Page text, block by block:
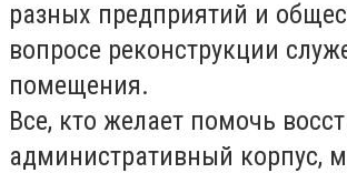
разных предприятий и
вопросе реконструкции
помещения.
Все, кто желает помочь
административный корпус,